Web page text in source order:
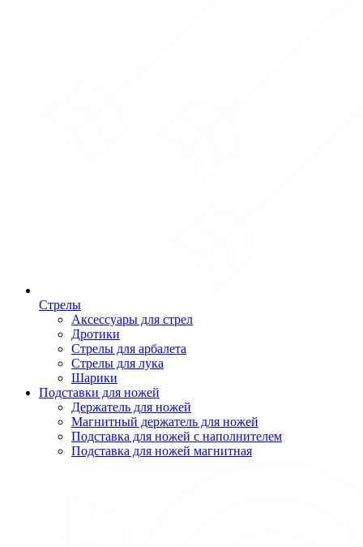
Стрелы
Аксессуары для стрел
Дротики
Стрелы для арбалета
Стрелы для лука
Шарики
Подставки для ножей
Держатель для ножей
Магнитный держатель для ножей
Подставка для ножей с наполнителем
Подставка для ножей магнитная